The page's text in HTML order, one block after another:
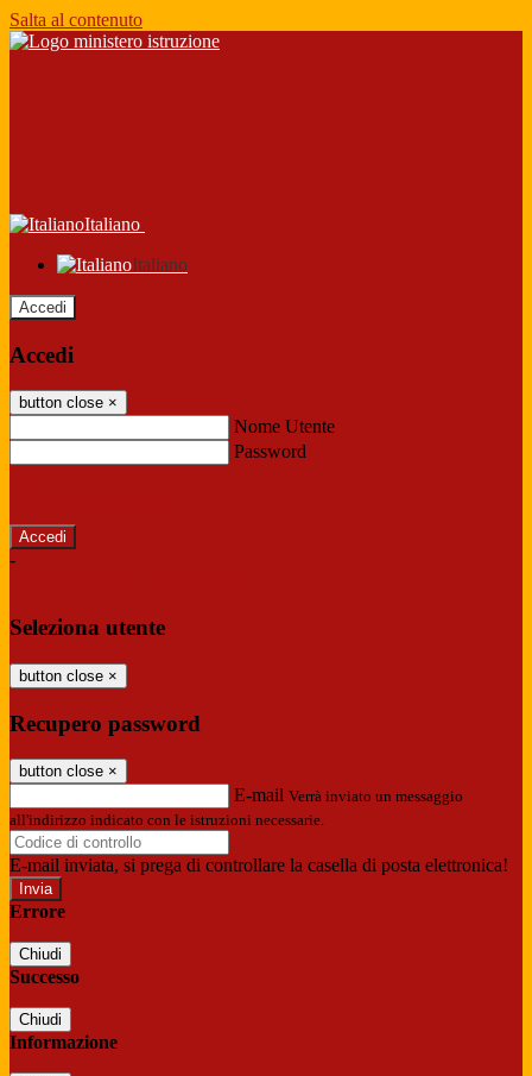
Salta al contenuto
Italiano
Italiano
Accedi
Accedi
button close ×
Nome Utente
Password
-
Seleziona utente
button close ×
Recupero password
button close ×
E-mail Verrà inviato un messaggio
all'indirizzo indicato con le istruzioni necessarie.
E-mail inviata, si prega di controllare la casella di posta elettronica!
Errore
Chiudi
Successo
Chiudi
Informazione